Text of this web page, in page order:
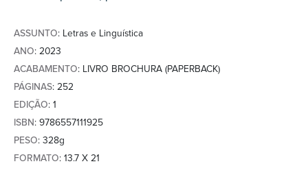
ASSUNTO: Letras e Linguística
ANO: 2023
ACABAMENTO: LIVRO BROCHURA (PAPERBACK)
PÁGINAS: 252
EDIÇÃO: 1
ISBN: 9786557111925
PESO: 328g
FORMATO: 13.7 X 21